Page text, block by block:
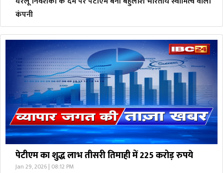
कंपनी
पेटीएम का शुद्ध लाभ तीसरी तिमाही में 225 करोड़ रुपये
Jan 29, 2026 | 08:12 PM